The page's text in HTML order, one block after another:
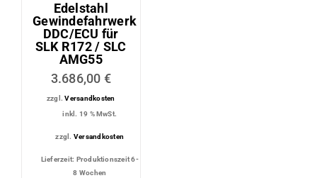
Edelstahl
Gewindefahrwerk
DDC/ECU für
SLK R172 / SLC
AMG55
3.686,00 €
zzgl.Versandkosten
inkl. 19 % MwSt.
zzgl. Versandkosten
Lieferzeit: Produktionszeit 6-
8 Wochen